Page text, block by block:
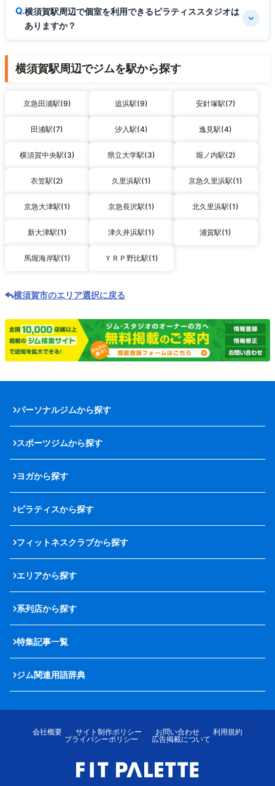
横須賀駅周辺で個室を利用できるピラティススタジオは
ありますか？
横須賀駅周辺でジムを駅から探す
京急田浦駅(9) 追浜駅(9) 安針塚駅(7)
田浦駅(7) 汐入駅(4) 逸見駅(4)
横須賀中央駅(3) 県立大学駅(3) 堀ノ内駅(2)
衣笠駅(2) 久里浜駅(1) 京急久里浜駅(1)
京急大津駅(1) 京急長沢駅(1) 北久里浜駅(1)
新大津駅(1) 津久井浜駅(1) 浦賀駅(1)
馬堀海岸駅(1) ＹＲＰ野比駅(1)
横須賀市のエリア選択に戻る
パーソナルジムから探す
スポーツジムから探す
ヨガから探す
ピラティスから探す
フィットネスクラブから探す
エリアから探す
系列店から探す
特集記事一覧
ジム関連用語辞典
会社概要 サイト制作ポリシー お問い合わせ
利用規約
プライバシーポリシー
広告掲載について